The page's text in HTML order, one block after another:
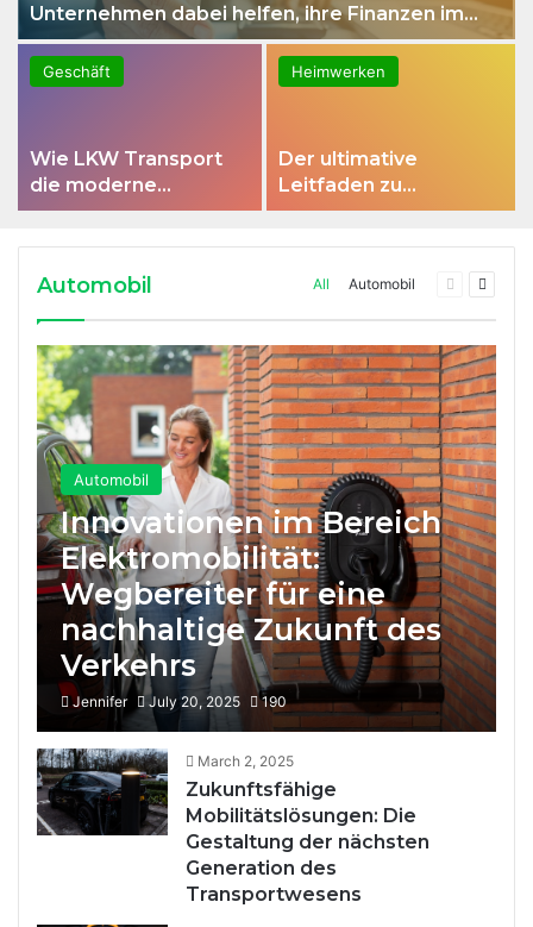
Unternehmen dabei helfen, ihre Finanzen im
Griff zu behalten
Geschäft
Wie LKW Transport
die moderne
Lieferkette
Heimwerken
Der ultimative
Leitfaden zu
unverzichtbaren
Automobil All Automobil
Previous
Next
Automobil
Innovationen im Bereich
Elektromobilität:
Wegbereiter für eine
nachhaltige Zukunft des
Verkehrs
Jennifer July 20, 2025 190
March 2, 2025
Zukunftsfähige
Mobilitätslösungen: Die
Gestaltung der nächsten
Generation des
Transportwesens